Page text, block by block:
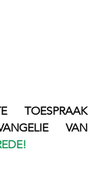
TOESPRAAK
VAN